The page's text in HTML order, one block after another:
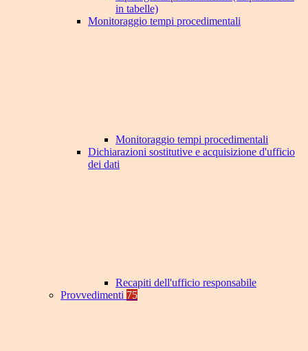
in tabelle)
Monitoraggio tempi procedimentali
Monitoraggio tempi procedimentali
Dichiarazioni sostitutive e acquisizione d'ufficio
dei dati
Recapiti dell'ufficio responsabile
Provvedimenti 75